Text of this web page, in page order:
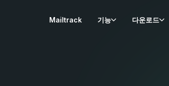
Mailtrack 기능 다운로드